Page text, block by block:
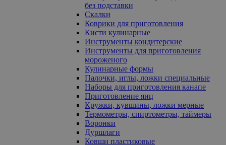
без подставки
Скалки
Коврики для приготовления
Кисти кулинарные
Инструменты кондитерские
Инструменты для приготовления
мороженого
Кулинарные формы
Палочки, иглы, ложки специальные
Наборы для приготовления канапе
Приготовление яиц
Кружки, кувшины, ложки мерные
Термометры, спиртометры, таймеры
Воронки
Дуршлаги
Ковши пластиковые